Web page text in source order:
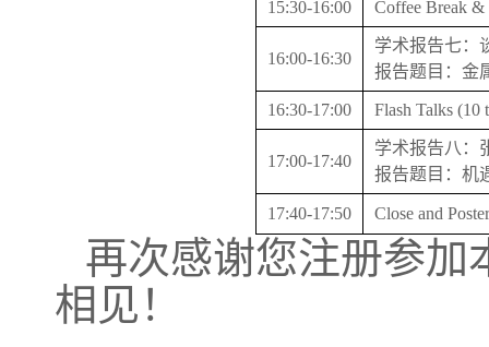
15:30-16:00 Coffee Break &
16:00-16:30
学术报告七：
报告题目：金
16:30-17:00 Flash Talks (10
17:00-17:40
学术报告八：
报告题目：机
17:40-17:50 Close and
再次感谢您注册参加
相见！